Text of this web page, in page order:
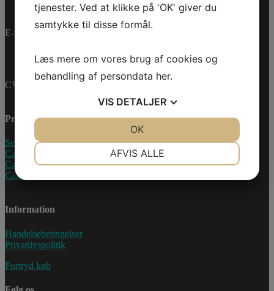
E-mail: info@jettrade.dk
CVR-nummer: 27233678
Produkter
Sea-Doo Vandscooter
Can-Am ATV
Can-Am UTV
Can-Am Roadster
Information
Handelsebetingelser
Privatlivspolitik
Fortryd køb
tjenester. Ved at klikke på 'OK' giver du
samtykke til disse formål.
Læs mere om vores brug af cookies og
behandling af persondata her.
VIS DETALJER
AFVIS ALLE
OK